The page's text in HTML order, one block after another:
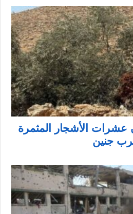
الأشجار المثمرة
جنين